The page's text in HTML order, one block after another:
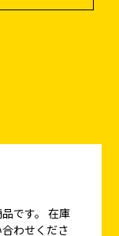
です。 在庫
わせくださ